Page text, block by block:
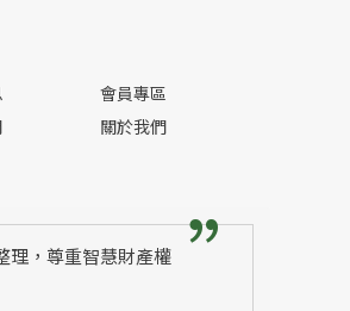
會員專區
關於我們
理，尊重智慧財產權